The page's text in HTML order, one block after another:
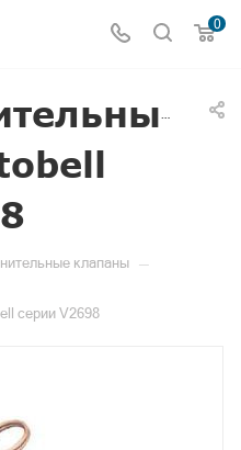
0
клапаны —
серии V2698